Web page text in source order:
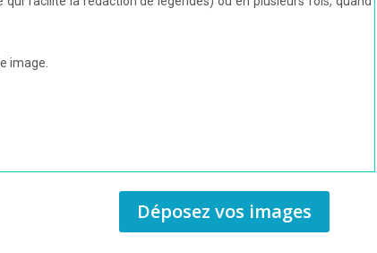
image.
Déposez vos images